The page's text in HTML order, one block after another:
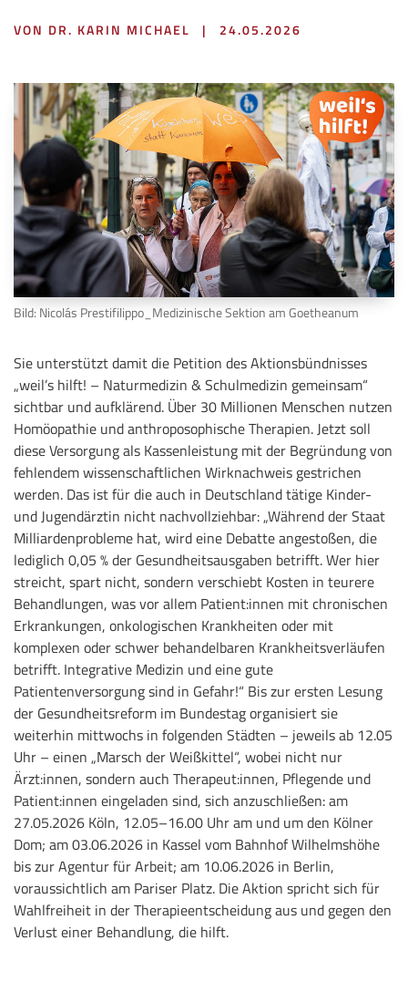
VON DR. KARIN MICHAEL | 24.05.2026
Bild: Nicolás Prestifilippo_Medizinische Sektion am Goetheanum
Sie unterstützt damit die Petition des Aktionsbündnisses
„weil’s hilft! – Naturmedizin & Schulmedizin gemeinsam“
sichtbar und aufklärend. Über 30 Millionen Menschen nutzen
Homöopathie und anthroposophische Therapien. Jetzt soll
diese Versorgung als Kassenleistung mit der Begründung von
fehlendem wissenschaftlichen Wirknachweis gestrichen
werden. Das ist für die auch in Deutschland tätige Kinder-
und Jugendärztin nicht nachvollziehbar: „Während der Staat
Milliardenprobleme hat, wird eine Debatte angestoßen, die
lediglich 0,05 % der Gesundheitsausgaben betrifft. Wer hier
streicht, spart nicht, sondern verschiebt Kosten in teurere
Behandlungen, was vor allem Patient:innen mit chronischen
Erkrankungen, onkologischen Krankheiten oder mit
komplexen oder schwer behandelbaren Krankheitsverläufen
betrifft. Integrative Medizin und eine gute
Patientenversorgung sind in Gefahr!“ Bis zur ersten Lesung
der Gesundheitsreform im Bundestag organisiert sie
weiterhin mittwochs in folgenden Städten – jeweils ab 12.05
Uhr – einen „Marsch der Weißkittel“, wobei nicht nur
Ärzt:innen, sondern auch Therapeut:innen, Pflegende und
Patient:innen eingeladen sind, sich anzuschließen: am
27.05.2026 Köln, 12.05–16.00 Uhr am und um den Kölner
Dom; am 03.06.2026 in Kassel vom Bahnhof Wilhelmshöhe
bis zur Agentur für Arbeit; am 10.06.2026 in Berlin,
voraussichtlich am Pariser Platz. Die Aktion spricht sich für
Wahlfreiheit in der Therapieentscheidung aus und gegen den
Verlust einer Behandlung, die hilft.